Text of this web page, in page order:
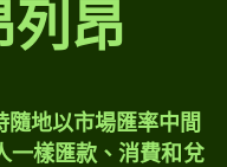
列昂
地以市場匯率中間
一樣匯款、消費和兌